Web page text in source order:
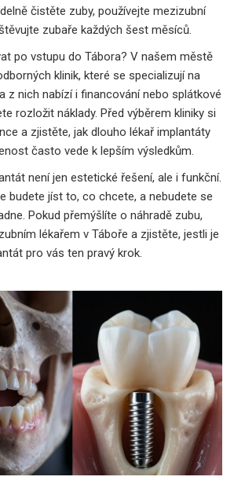
čistěte zuby, používejte mezizubní
zubaře každých šest měsíců.
po vstupu do Tábora? V našem městě
klinik, které se specializují na
z nich nabízí i financování nebo splátkové
rozložit náklady. Před výběrem kliniky si
a zjistěte, jak dlouho lékař implantáty
často vede k lepším výsledkům.
není jen estetické řešení, ale i funkční.
budete jíst to, co chcete, a nebudete se
Pokud přemýšlíte o náhradě zubu,
lékařem v Táboře a zjistěte, jestli je
pro vás ten pravý krok.